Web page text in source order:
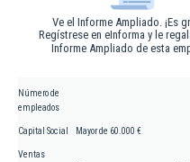
Ve el Informe Ampliado. ¡Es
Regístrese en eInforma y le
Informe Ampliado de esta
Número de
empleados
Capital Social Mayor de 60.000 €
Ventas